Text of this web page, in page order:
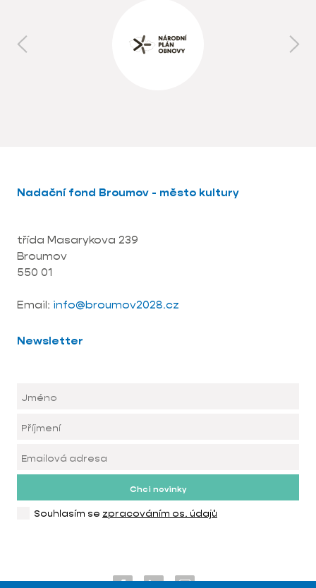
Nadační fond Broumov - město kultury
třída Masarykova 239
Broumov
550 01
Email: info@broumov2028.cz
Newsletter
Chci novinky
Souhlasím se zpracováním os. údajů